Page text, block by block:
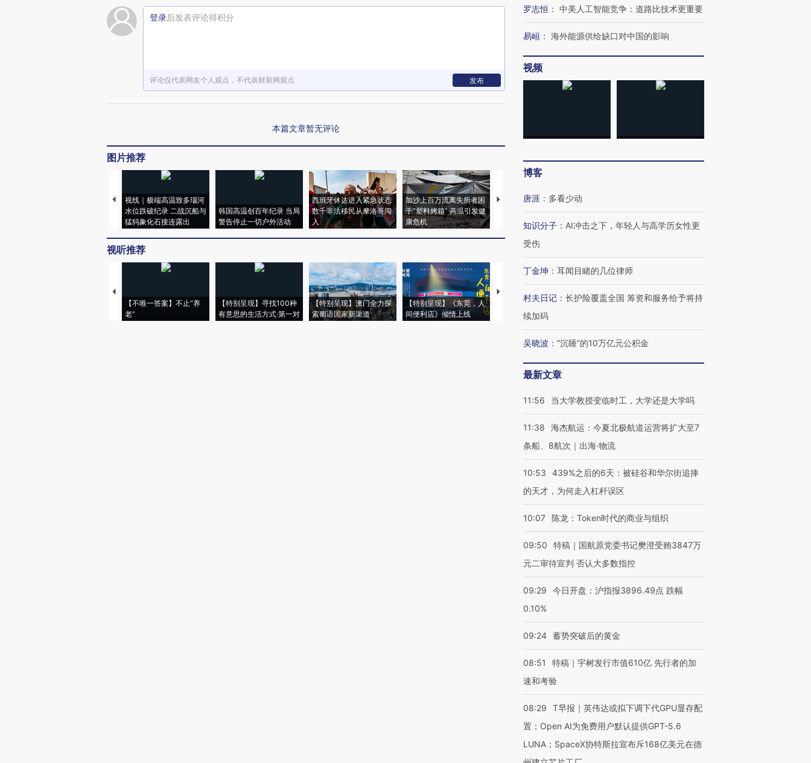
登录后发表评论得积分
评论仅代表网友个人观点，不代表财新网观点 发布
本篇文章暂无评论
图片推荐
视线｜极端高温致多瑙河
水位跌破纪录 二战沉船与
猛犸象化石接连露出
韩国高温创百年纪录 当局
警告停止一切户外活动
西班牙休达进入紧急状态
数千非法移民从摩洛哥闯
入
加沙上百万流离失所者困
于“塑料烤箱” 高温引发健
康危机
视线｜HYROX的吸金
术：是什么让中产们甘
心“花钱找虐”？
粒摇头丸 尿检体内含3种
毒品
度Z世代 用街头抗争将教
育部长拱下台
视听推荐
【不唯一答案】不止“养
老”
【特别呈现】寻找100种
有意思的生活方式·第一对
【特别呈现】澳门全力探
索葡语国家新渠道
【特别呈现】《东莞，人
间便利店》倾情上线
【推广】走进第四届链博
会，让数智科技“链”接产
【特别呈现】寻找100种
【商旅对话】华住集团
CFO：不靠规模取胜，华
罗志恒 ： 中美人工智能竞争：道路比技术更重要
易峘 ： 海外能源供给缺口对中国的影响
视频
博客
唐涯 ： 多看少动
知识分子 ： AI冲击之下，年轻人与高学历女性更
受伤
丁金坤 ： 耳闻目睹的几位律师
村夫日记 ： 长护险覆盖全国 筹资和服务给予将持
续加码
吴晓波 ： “沉睡”的10万亿元公积金
最新文章
11:56 当大学教授变临时工，大学还是大学吗
11:38
海杰航运：今夏北极航道运营将扩大至7
条船、8航次｜出海·物流
10:53
439%之后的6天：被硅谷和华尔街追捧
的天才，为何走入杠杆误区
10:07 陈龙：Token时代的商业与组织
09:50
特稿｜国航原党委书记樊澄受贿3847万
元二审待宣判 否认大多数指控
09:29
今日开盘：沪指报3896.49点 跌幅
0.10%
09:24 蓄势突破后的黄金
08:51
特稿｜宇树发行市值610亿 先行者的加
速和考验
08:29
T早报｜英伟达或拟下调下代GPU显存配
置；Open AI为免费用户默认提供GPT-5.6
LUNA；SpaceX协特斯拉宣布斥168亿美元在德